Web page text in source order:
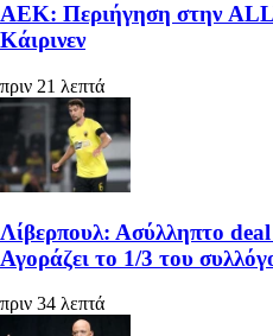
ΑΕΚ: Περιήγηση στην
Κάιρινεν
πριν 21 λεπτά
Λίβερπουλ: Ασύλληπτο
Αγοράζει το 1/3 του
πριν 34 λεπτά